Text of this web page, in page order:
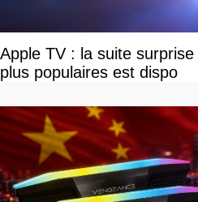
Apple TV : la suite
plus populaires est dispo